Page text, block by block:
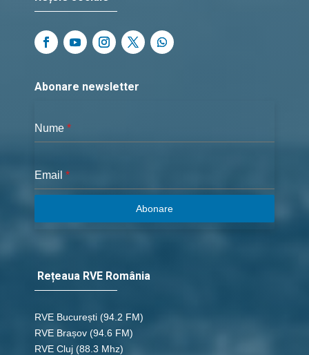
Abonare newsletter
Nume *
Email *
Abonare
Rețeaua RVE România
RVE București (94.2 FM)
RVE Brașov (94.6 FM)
RVE Cluj (88.3 Mhz)